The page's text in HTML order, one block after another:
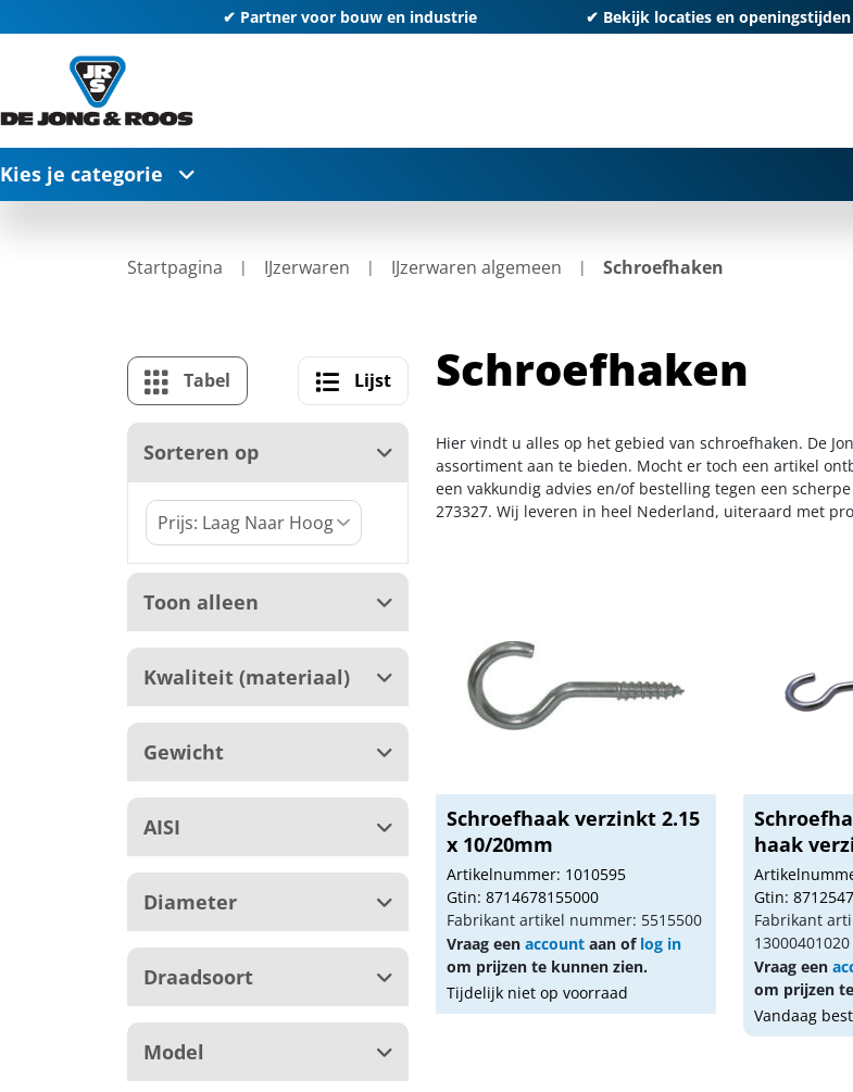
✔ Partner voor bouw en industrie ✔ Bekijk locaties en openingstijden
Kies je categorie
Startpagina IJzerwaren IJzerwaren algemeen Schroefhaken
Tabel Lijst
Sorteren op
Toon alleen
Kwaliteit (materiaal)
Gewicht
AISI
Diameter
Draadsoort
Model
Schroefhaken
Hier vindt u alles op het gebied van schroefhaken. De
assortiment aan te bieden. Mocht er toch een artikel
een vakkundig advies en/of bestelling tegen een
273327. Wij leveren in heel Nederland, uiteraard met
Schroefhaak verzinkt 2.15
x 10/20mm
Artikelnummer: 1010595
Gtin: 8714678155000
Fabrikant artikel nummer: 5515500
Vraag een accountaan of log in
om prijzen te kunnen zien.
Tijdelijk niet op voorraad
haak
Gtin:
Fabrikant
13000401020
Vraag een
om prijzen
Vandaag